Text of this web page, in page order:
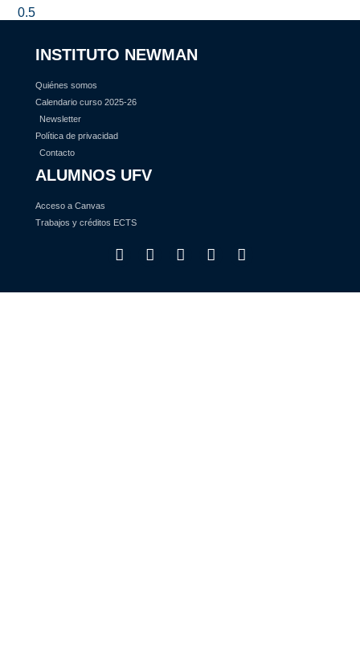
INSTITUTO NEWMAN
Quiénes somos
Calendario curso 2025-26
Newsletter
Política de privacidad
Contacto
ALUMNOS UFV
Acceso a Canvas
Trabajos y créditos ECTS